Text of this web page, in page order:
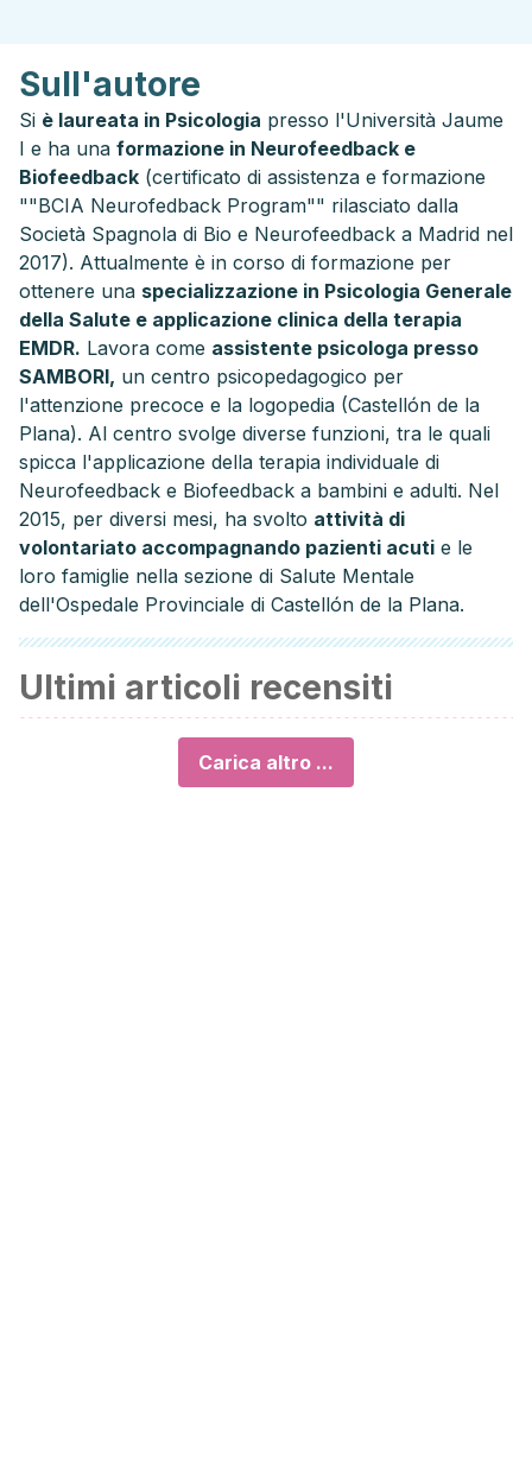
Sull'autore
Si è laureata in Psicologia presso l'Università Jaume
I e ha una formazione in Neurofeedback e
Biofeedback (certificato di assistenza e formazione
""BCIA Neurofedback Program"" rilasciato dalla
Società Spagnola di Bio e Neurofeedback a Madrid nel
2017). Attualmente è in corso di formazione per
ottenere una specializzazione in Psicologia Generale
della Salute e applicazione clinica della terapia
EMDR. Lavora come assistente psicologa presso
SAMBORI, un centro psicopedagogico per
l'attenzione precoce e la logopedia (Castellón de la
Plana). Al centro svolge diverse funzioni, tra le quali
spicca l'applicazione della terapia individuale di
Neurofeedback e Biofeedback a bambini e adulti. Nel
2015, per diversi mesi, ha svolto attività di
volontariato accompagnando pazienti acuti e le
loro famiglie nella sezione di Salute Mentale
dell'Ospedale Provinciale di Castellón de la Plana.
Ultimi articoli recensiti
Carica altro ...